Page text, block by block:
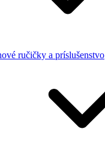
ručičky a príslušenstvo